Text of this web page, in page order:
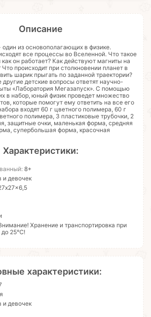
Описание
из основополагающих в физике.
все процессы во Вселенной. Что такое
он работает? Как действуют магниты на
происходит при столкновении планет в
шарик прыгать по заданной траектории?
другие детские вопросы ответят научно-
«Лаборатория Мегазапуск». С помощью
в набор, юный физик проведет множество
которые помогут ему ответить на все его
входят 60 г цветного полимера, 60 г
полимера, 3 пластиковые трубочки, 2
защитные очки, маленькая форма, средняя
супербольшая форма, красочная
Характеристики:
8+
и девочек
Хранение и транспортировка при
до 25℃!
характеристики:
и девочек